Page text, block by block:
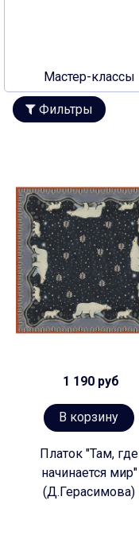
Мастер-классы
Фильтры
1 190 руб
В корзину
Платок "Там, где
начинается мир"
(Д.Герасимова)